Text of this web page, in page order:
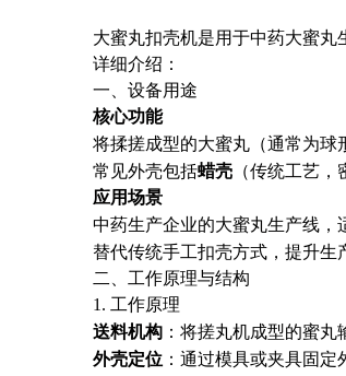
大蜜丸扣壳机是用于中药大蜜
详细介绍：
一、设备用途
核心功能
将揉搓成型的大蜜丸（通常为球
常见外壳包括蜡壳 （传统工艺，
应用场景
中药生产企业的大蜜丸生产线，
替代传统手工扣壳方式，提升生
二、工作原理与结构
1. 工作原理
送料机构 ：将搓丸机成型的蜜丸
外壳定位 ：通过模具或夹具固